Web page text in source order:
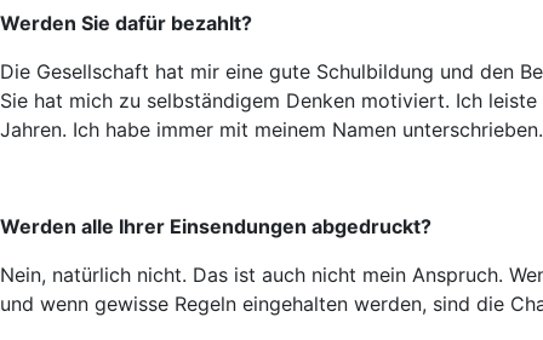
Werden Sie dafür bezahlt?
Die Gesellschaft hat mir eine gute Schulbildung und den
Sie hat mich zu selbständigem Denken motiviert. Ich
Jahren. Ich habe immer mit meinem Namen
Werden alle Ihrer Einsendungen abgedruckt?
Nein, natürlich nicht. Das ist auch nicht mein Anspruch.
und wenn gewisse Regeln eingehalten werden, sind die